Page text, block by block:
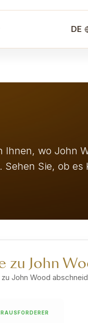
DE
Ihnen, wo John
Sie, ob es
zu John
John Wood